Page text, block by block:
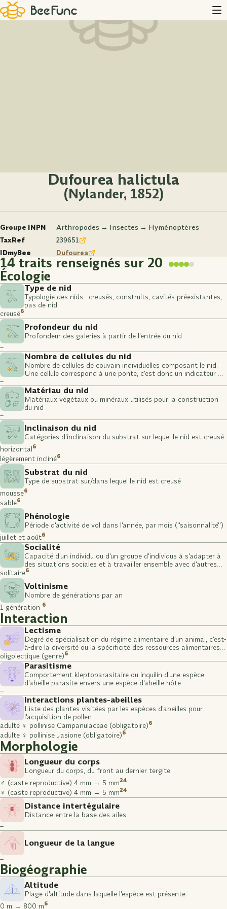
Dufourea halictula
(Nylander, 1852)
Groupe INPN
Arthropodes → Insectes → Hyménoptères
TaxRef
239651
IDmyBee
Dufourea
14 traits renseignés sur 20
Écologie
Type de nid
Typologie des nids : creusés, construits, cavités préexistantes,
pas de nid
creusé6
Profondeur du nid
Profondeur des galeries à partir de l'entrée du nid
–
Nombre de cellules du nid
Nombre de cellules de couvain individuelles composant le nid.
Une cellule correspond à une ponte, c'est donc un indicateur du
–
Matériau du nid
Matériaux végétaux ou minéraux utilisés pour la construction
du nid
–
Inclinaison du nid
Catégories d'inclinaison du substrat sur lequel le nid est creusé
horizontal6
légèrement incliné6
Substrat du nid
Type de substrat sur/dans lequel le nid est creusé
mousse6
sable6
Phénologie
Période d'activité de vol dans l'année, par mois ("saisonnalité")
juillet et août6
Socialité
Capacité d'un individu ou d'un groupe d'individus à s'adapter à
des situations sociales et à travailler ensemble avec d'autres
individus ou groupes
solitaire6
Voltinisme
Nombre de générations par an
1 génération 6
Interaction
Lectisme
Degré de spécialisation du régime alimentaire d’un animal, c’est-
à-dire la diversité ou la spécificité des ressources alimentaires
qu’il consomme (stade larvaire)
oligolectique (genre)6
Parasitisme
Comportement kleptoparasitaire ou inquilin d'une espèce
d'abeille parasite envers une espèce d'abeille hôte
–
Interactions plantes-abeilles
Liste des plantes visitées par les espèces d'abeilles pour
l'acquisition de pollen
adulte ♀ pollinise Campanulaceae (obligatoire)6
adulte ♀ pollinise Jasione (obligatoire)6
Morphologie
Longueur du corps
Longueur du corps, du front au dernier tergite
♂ (caste reproductive) 4 mm → 5 mm24
♀ (caste reproductive) 4 mm → 5 mm24
Distance intertégulaire
Distance entre la base des ailes
–
Longueur de la langue
–
Biogéographie
Altitude
Plage d'altitude dans laquelle l'espèce est présente
0 m → 800 m6